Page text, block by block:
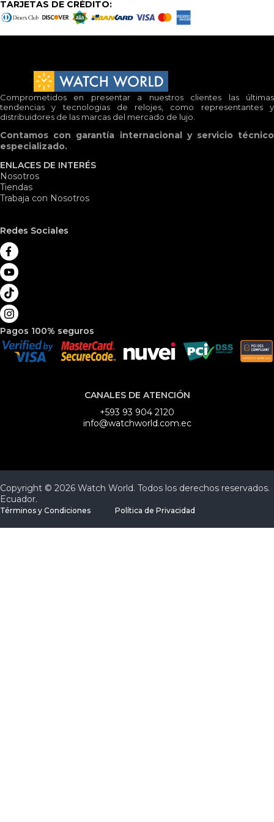
TARJETAS DE CRÉDITO:
Comprometidos en presentar a nuestros clientes las últimas
tendencias y tecnologias de relojes, como representantes y
distribuidores de las marcas del mercado de lujo.
Contamos con garantía internacional y servicio técnico
especializado.
ENLACES DE INTERÉS
Nosotros
Tiendas
Trabaja con Nosotros
Redes Sociales
Pagos 100% seguros
CANALES DE ATENCIÓN
+593 93 904 2120
info@watchworld.com.ec
Copyright © 2026 Watch World. Todos los derechos reservados.
Ecuador.
Términos y Condiciones Política de Privacidad